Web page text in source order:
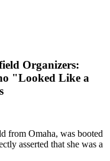
Organizers:
"Looked Like a
from Omaha, was booted
asserted that she was a